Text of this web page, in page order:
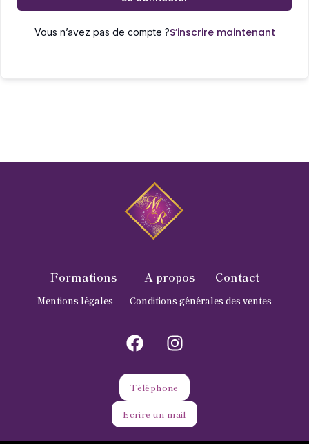
Vous n’avez pas de compte ?S’inscrire maintenant
Formations A propos Contact
Mentions légales Conditions générales des ventes
Téléphone
Ecrire un mail